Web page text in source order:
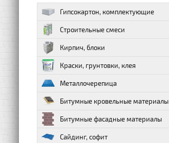
Гипсокартон, комплектующие
Строительные смеси
Кирпич, блоки
Краски, грунтовки, клея
Металлочерепица
Битумные кровельные материалы
Битумные фасадные материалы
Сайдинг, софит